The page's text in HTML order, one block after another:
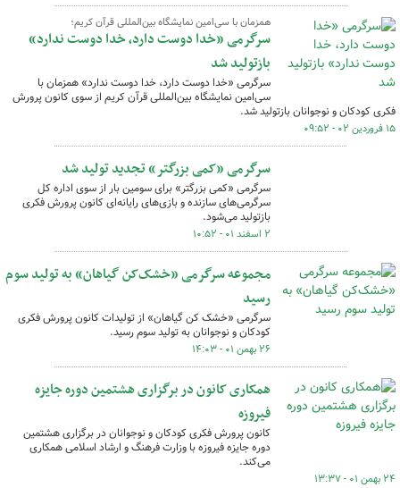
همزمان با سی‌امین نمایشگاه بین‌المللی قرآن کریم؛
سرگرمی «خدا دوست دارد، خدا دوست ندارد»
بازتولید شد
سرگرمی «خدا دوست دارد، خدا دوست ندارد» همزمان با
سی‌امین نمایشگاه بین‌المللی قرآن کریم از سوی کانون پرورش
فکری کودکان و نوجوانان بازتولید شد.
۱۵ فروردین ۰۲ - ۰۹:۵۲
سرگرمی «کمی بزرگتر» تجدید تولید شد
سرگرمی «کمی بزرگتر» برای سومین بار از سوی اداره کل
سرگرمی‌های سازنده و بازی‌های رایانه‌ای کانون پرورش فکری
بازتولید می‌شود.
۲ اسفند ۰۱ - ۱۰:۵۲
مجموعه سرگرمی «خشک‌کن گیاهان» به تولید سوم
رسید
سرگرمی «خشک کن گیاهان» از تولیدات کانون پرورش فکری
کودکان و نوجوانان به تولید سوم رسید.
۲۶ بهمن ۰۱ - ۱۴:۰۳
همکاری کانون در برگزاری هشتمین دوره جایزه
فیروزه
کانون پرورش فکری کودکان و نوجوانان در برگزاری هشتمین
دوره جایزه فیروزه با وزارت فرهنگ و ارشاد اسلامی همکاری
می‌کند.
۲۴ بهمن ۰۱ - ۱۳:۳۷